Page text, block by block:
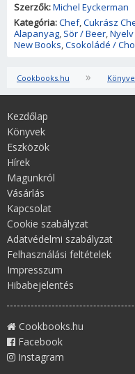
Szerzők:Michel Eyckerman
Kategória:Chef,Cukrász
Alapanyag, Sör / Beer,
New Books,Csokoládé /
Cookbooks.hu »
Kezdőlap
Könyvek
Eszközök
Hírek
Magunkról
Vásárlás
Kapcsolat
Cookie szabályzat
Adatvédelmi szabályzat
Felhasználási feltételek
Impresszum
Hibabejelentés
Cookbooks.hu
Facebook
Instagram